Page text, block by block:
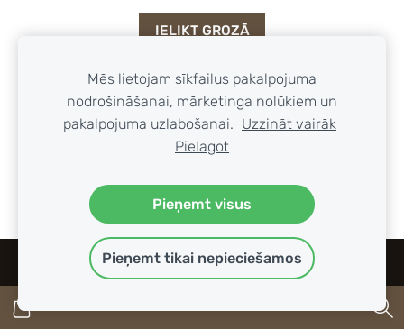
VISI PRODUKTI, KURUS VAR IELIKT
GROZĀ, ATRODAS MŪSU VEIKALĀ UZ
IELIKT GROZĀ
DISTANCES LĪGUMS
PRIVĀTUMA POLITIKA
KONTAKTI
Mēs lietojam sīkfailus pakalpojuma
nodrošināšanai, mārketinga nolūkiem un
pakalpojuma uzlabošanai. Uzzināt vairāk
Pielāgot
Pieņemt visus
Pieņemt tikai nepieciešamos